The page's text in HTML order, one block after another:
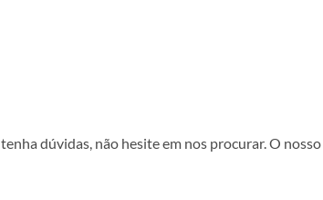
dúvidas, não hesite em nos procurar. O nosso